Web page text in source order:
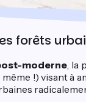
forêts
moderne, la
!) visant à